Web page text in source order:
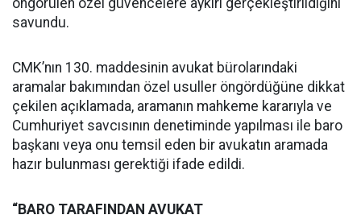
savundu.
CMK’nın 130. maddesinin avukat bürolarındaki
aramalar bakımından özel usuller öngördüğüne dikkat
çekilen açıklamada, aramanın mahkeme kararıyla ve
Cumhuriyet savcısının denetiminde yapılması ile baro
başkanı veya onu temsil eden bir avukatın aramada
hazır bulunması gerektiği ifade edildi.
“BARO TARAFINDAN AVUKAT